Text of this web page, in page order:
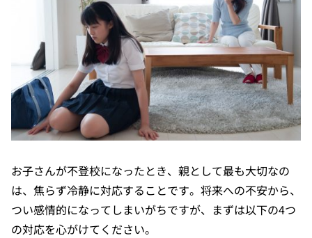
お子さんが不登校になったとき、親として最も大切なの
は、焦らず冷静に対応することです。将来への不安から、
つい感情的になってしまいがちですが、まずは以下の4つ
の対応を心がけてください。